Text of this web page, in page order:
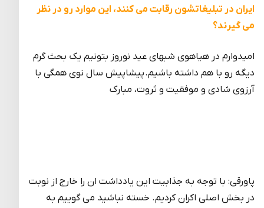
ایران در تبلیغاتشون رقابت می کنند، این موارد رو در نظر
می گیرند؟
امیدوارم در هیاهوی شبهای عید نوروز بتونیم یک بحث گرم
دیگه رو با هم داشته باشیم. پیشاپیش سال نوی همگی با
آرزوی شادی و موفقیت و ثروت، مبارک
پاورقی: با توجه به جذابیت این یادداشت ان را خارج از نوبت
در بخش اصلی اکران کردیم. خسته نباشید می گوییم به